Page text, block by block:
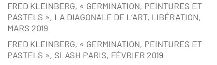
FRED KLEINBERG, « GERMINATION, PEINTURES ET
PASTELS », LA DIAGONALE DE L’ART, LIBÉRATION,
MARS 2019
FRED KLEINBERG, « GERMINATION, PEINTURES ET
PASTELS », SLASH PARIS, FÉVRIER 2019